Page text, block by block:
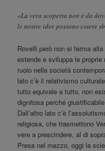
«La vera scoperta non è da
le nostre idee possono essere
Rovelli però non si ferma
estende e sviluppa le
ruolo nella società
lato c’è il relativismo
tutto equivale a tutto, non
dignitosa perché
Dall’altro lato c’è
religiosa, che trasmettono
vere a prescindere, al di
Presa nel mezzo, oggi la